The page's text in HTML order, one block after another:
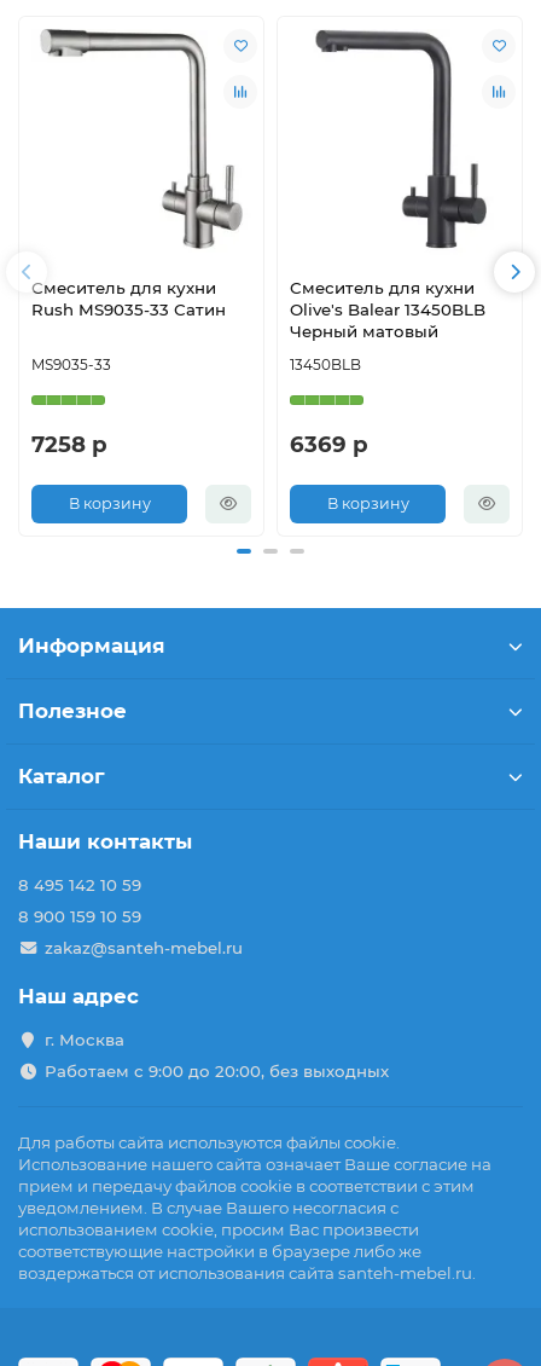
Смеситель для кухни
Rush MS9035-33 Сатин
MS9035-33
7258 р
В корзину
Смеситель для кухни
Olive's Balear 13450BLB
Черный матовый
13450BLB
6369 р
В корзину
Информация
Полезное
Каталог
Наши контакты
8 495 142 10 59
8 900 159 10 59
zakaz@santeh-mebel.ru
Наш адрес
г. Москва
Работаем с 9:00 до 20:00, без выходных
Для работы сайта используются файлы cookie.
Использование нашего сайта означает Ваше согласие на
прием и передачу файлов cookie в соответствии с этим
уведомлением. В случае Вашего несогласия с
использованием cookie, просим Вас произвести
соответствующие настройки в браузере либо же
воздержаться от использования сайта santeh-mebel.ru.